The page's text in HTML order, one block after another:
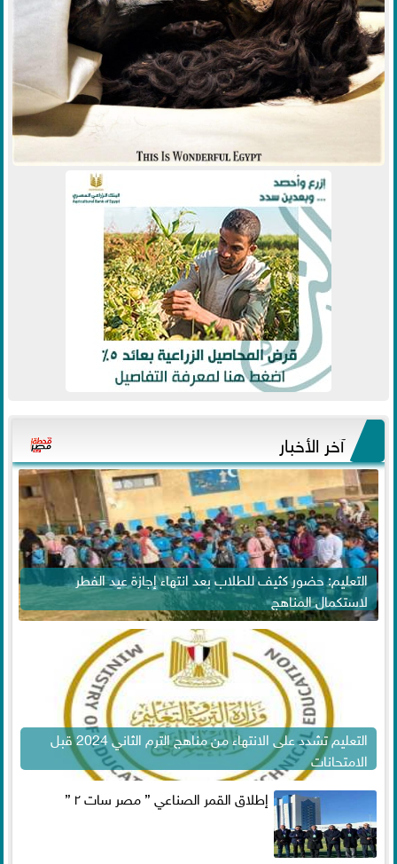
آخر الأخبار
التعليم: حضور كثيف للطلاب بعد انتهاء إجازة عيد الفطر
لاستكمال المناهج
التعليم تشدد على الانتهاء من مناهج الترم الثاني 2024 قبل
الامتحانات
إطلاق القمر الصناعي ” مصر سات ٢ ”